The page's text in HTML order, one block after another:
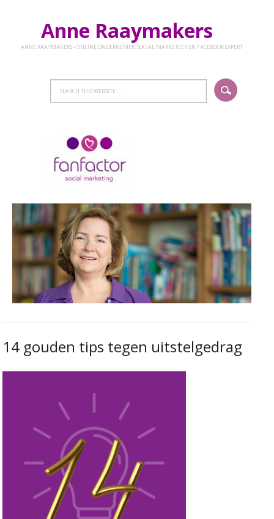
Anne Raaymakers
ANNE RAAYMAKERS - ONLINE ONDERNEMER, SOCIAL MARKETEER EN FACEBOOKEXPERT
14 gouden tips tegen uitstelgedrag